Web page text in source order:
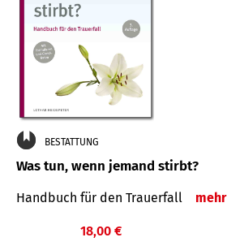
BESTATTUNG
Was tun, wenn jemand stirbt?
Handbuch für den Trauerfall mehr
18,00 €